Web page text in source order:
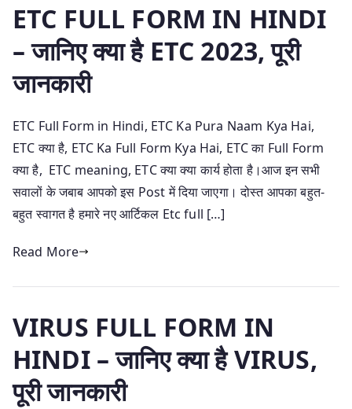
ETC FULL FORM IN HINDI
– जानिए क्या है ETC 2023, पूरी
जानकारी
ETC Full Form in Hindi, ETC Ka Pura Naam Kya Hai,
ETC क्या है, ETC Ka Full Form Kya Hai, ETC का Full Form
क्या है, ETC meaning, ETC क्या क्या कार्य होता है।आज इन सभी
सवालों के जबाब आपको इस Post में दिया जाएगा। दोस्त आपका बहुत-
बहुत स्वागत है हमारे नए आर्टिकल Etc full […]
Read More
VIRUS FULL FORM IN
HINDI – जानिए क्या है VIRUS,
पूरी जानकारी